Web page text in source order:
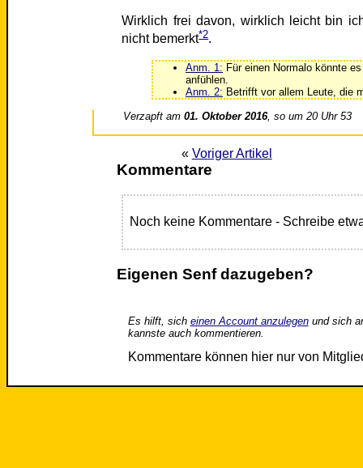
Wirklich frei davon, wirklich leicht bin
nicht bemerkt*2.
Anm. 1: Für einen Normalo könnte
anfühlen.
Anm. 2: Betrifft vor allem Leute, die
Verzapft am01. Oktober 2016, so um 20 Uhr 53
« Voriger Artikel
Kommentare
Noch keine Kommentare - Schreibe
Eigenen Senf dazugeben?
Es hilft, sich einen Account anzulegenund sich
kannste auch kommentieren.
Kommentare können hier nur von